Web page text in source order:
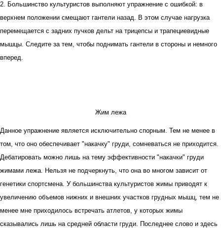
2. Большинство культуристов выполняют упражнение с ошибкой: в
верхнем положении смещают гантели назад. В этом случае нагрузка
перемещается с задних пучков дельт на трицепсы и трапециевидные
мышцы. Следите за тем, чтобы поднимать гантели в стороны и немного
вперед.
Жим лежа
Данное упражнение является исключительно спорным. Тем не менее в
том, что оно обеспечивает "накачку" груди, сомневаться не приходится.
Дебатировать можно лишь на тему эффективности "накачки" груди
жимами лежа. Нельзя не подчеркнуть, что она во многом зависит от
генетики спортсмена. У большинства культуристов жимы приводят к
увеличению объемов нижних и внешних участков грудных мышц, тем не
менее мне приходилось встречать атлетов, у которых жимы
сказывались лишь на средней области груди. Последнее слово и здесь